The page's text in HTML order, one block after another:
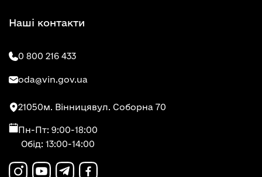
Наші контакти
0 800 216 433
oda@vin.gov.ua
21050м. Вінницявул. Соборна 70
Пн-Пт: 9:00-18:00
Обід: 13:00-14:00